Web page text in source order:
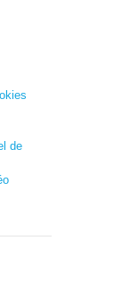
de